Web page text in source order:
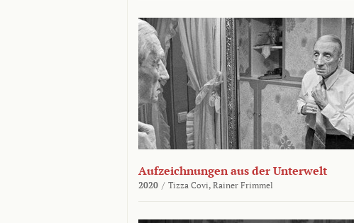
Aufzeichnungen aus der Unterwelt
2020 / Tizza Covi, Rainer Frimmel